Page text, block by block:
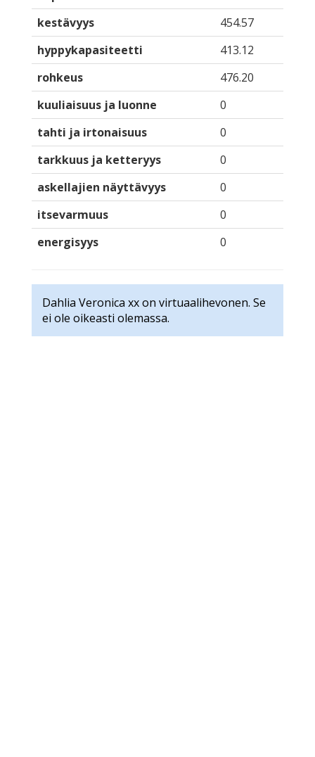
kestävyys
454.57
hyppykapasiteetti
413.12
rohkeus
476.20
kuuliaisuus ja luonne
0
tahti ja irtonaisuus
0
tarkkuus ja ketteryys
0
askellajien näyttävyys
0
itsevarmuus
0
energisyys
0
Dahlia Veronica xx on virtuaalihevonen. Se
ei ole oikeasti olemassa.